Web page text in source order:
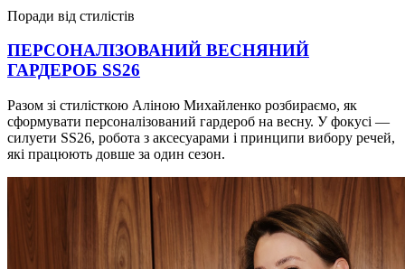
Поради від стилістів
ПЕРСОНАЛІЗОВАНИЙ ВЕСНЯНИЙ
ГАРДЕРОБ SS26
Разом зі стилісткою Аліною Михайленко розбираємо, як
сформувати персоналізований гардероб на весну. У фокусі —
силуети SS26, робота з аксесуарами і принципи вибору речей,
які працюють довше за один сезон.